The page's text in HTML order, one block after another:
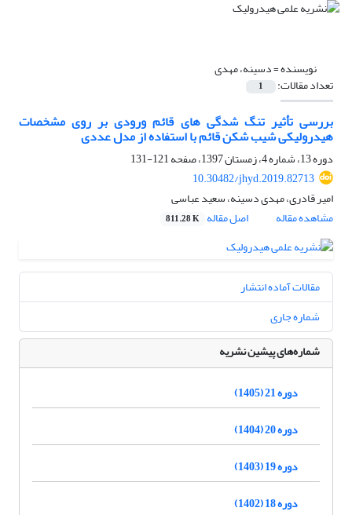
نویسنده =دسینه، مهدی
تعداد مقالات: 1
بررسی تأثیر تنگ شدگی های قائم ورودی بر روی مشخصات
هیدرولیکی شیب شکن قائم با استفاده از مدل عددی
دوره 13، شماره 4، زمستان 1397، صفحه
121-131
10.30482/jhyd.2019.82713
امیر قادری، مهدی دسینه، سعید عباسی
مشاهده مقاله
اصل مقاله 811.28 K
مقالات آماده انتشار
شماره جاری
شماره‌های پیشین نشریه
دوره 21 (1405)
دوره 20 (1404)
دوره 19 (1403)
دوره 18 (1402)